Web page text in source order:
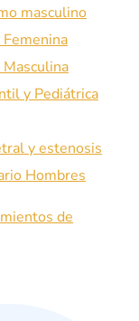
masculino
y Pediátrica
y estenosis
Hombres
de